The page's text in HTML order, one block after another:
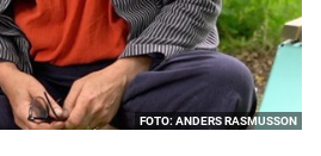
FOTO: ANDERS RASMUSSON